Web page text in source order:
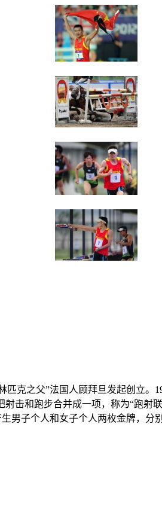
克之父”法国人顾拜旦发起创立
击和跑步合并成一项，称为“跑
男子个人和女子个人两枚金牌，分